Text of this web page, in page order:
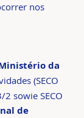
nos
da
(SECO
sowie SECO
de